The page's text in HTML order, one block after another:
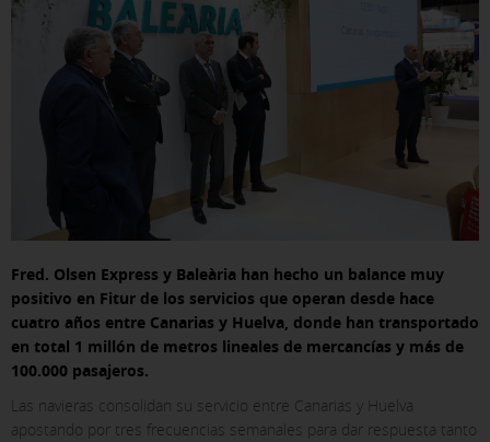
Fred. Olsen Express y Baleària han hecho un balance muy
positivo en Fitur de los servicios que operan desde hace
cuatro años entre Canarias y Huelva, donde han transportado
en total 1 millón de metros lineales de mercancías y más de
100.000 pasajeros.
Las navieras consolidan su servicio entre Canarias y Huelva
apostando por tres frecuencias semanales para dar respuesta tanto